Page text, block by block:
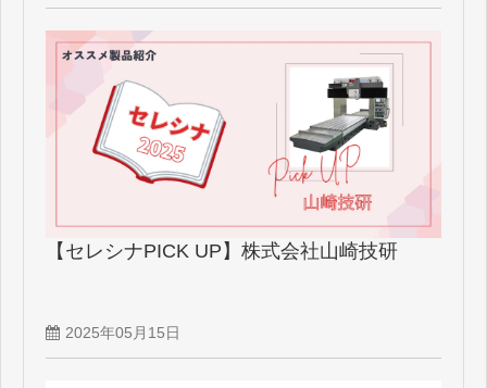
【セレシナPICK UP】株式会社山崎技研
2025年05月15日